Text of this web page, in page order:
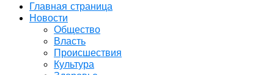
Главная страница
Новости
Общество
Власть
Происшествия
Культура